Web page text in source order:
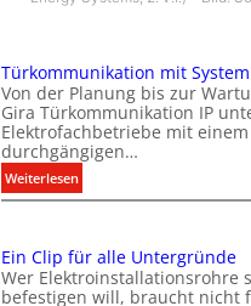
Türkommunikation mit
Von der Planung bis zur
Gira Türkommunikation IP
Elektrofachbetriebe mit einem
durchgängigen…
Weiterlesen:
T
r
k
o
Ein Clip für alle Untergründe
Wer Elektroinstallationsrohre
befestigen will, braucht nicht